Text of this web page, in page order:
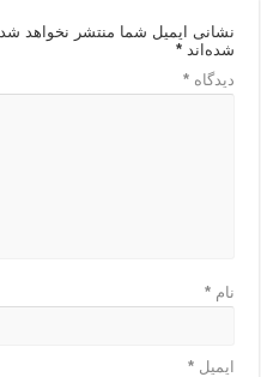
نشانی ایمیل شما منتشر نخواهد شد.
شده‌اند*
دیدگاه*
نام*
ایمیل*